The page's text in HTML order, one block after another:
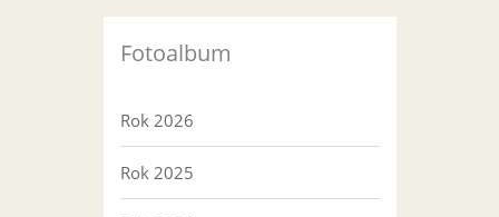
Fotoalbum
Rok 2026
Rok 2025